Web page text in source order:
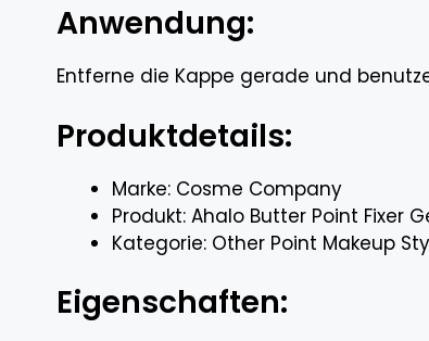
Anwendung:
Entferne die Kappe gerade und
Produktdetails:
Marke: Cosme Company
Produkt: Ahalo Butter Point Fixer
Kategorie: Other Point Makeup
Eigenschaften: